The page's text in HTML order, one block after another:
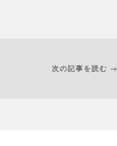
次の記事を読む →